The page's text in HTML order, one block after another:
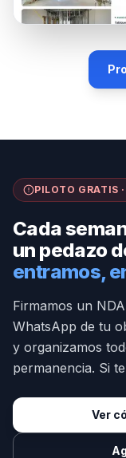
PILOTO GRATIS
Cada
un pedazo
entramos,
Firmamos un
WhatsApp de tu
y organizamos
permanencia. Si
Ver